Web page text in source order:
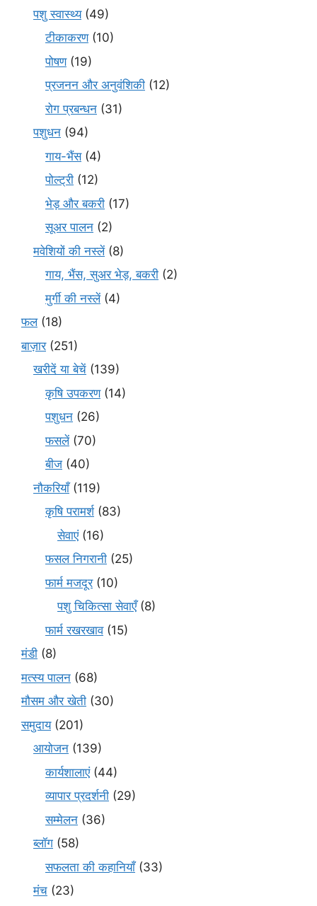
पशु स्वास्थ्य(49)
टीकाकरण(10)
पोषण(19)
प्रजनन और अनुवंशिकी (12)
रोग प्रबन्धन (31)
पशुधन (94)
गाय-भैंस(4)
पोल्ट्री (12)
भेड़ और बकरी (17)
सूअर पालन (2)
मवेशियों की नस्लें(8)
गाय, भैंस, सुअर भेड़, बकरी (2)
मुर्गी की नस्लें(4)
फल(18)
बाज़ार(251)
खरीदें या बेचें (139)
कृषि उपकरण(14)
पशुधन (26)
फसलें(70)
बीज (40)
नौकरियाँ(119)
कृषि परामर्श(83)
सेवाएं(16)
फसल निगरानी (25)
फार्म मजदूर(10)
पशु चिकित्सा सेवाएँ(8)
फार्म रखरखाव(15)
मंडी (8)
मत्स्य पालन (68)
मौसम और खेती (30)
समुदाय(201)
आयोजन (139)
कार्यशालाएं(44)
व्यापार प्रदर्शनी (29)
सम्मेलन (36)
ब्लॉग (58)
सफलता की कहानियाँ(33)
मंच (23)